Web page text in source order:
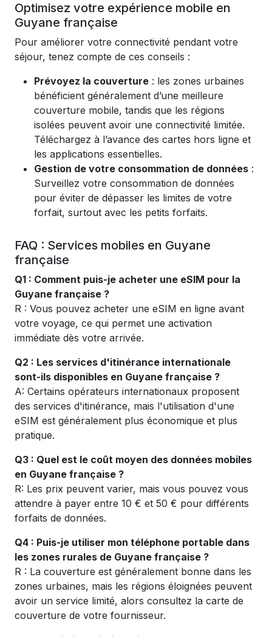
Optimisez votre expérience mobile en
Guyane française
Pour améliorer votre connectivité pendant votre
séjour, tenez compte de ces conseils :
Prévoyez la couverture : les zones urbaines
bénéficient généralement d’une meilleure
couverture mobile, tandis que les régions
isolées peuvent avoir une connectivité limitée.
Téléchargez à l’avance des cartes hors ligne et
les applications essentielles.
Gestion de votre consommation de données :
Surveillez votre consommation de données
pour éviter de dépasser les limites de votre
forfait, surtout avec les petits forfaits.
FAQ : Services mobiles en Guyane
française
Q1 : Comment puis-je acheter une eSIM pour la
Guyane française ?
R : Vous pouvez acheter une eSIM en ligne avant
votre voyage, ce qui permet une activation
immédiate dès votre arrivée.
Q2 : Les services d'itinérance internationale
sont-ils disponibles en Guyane française ?
A: Certains opérateurs internationaux proposent
des services d'itinérance, mais l'utilisation d'une
eSIM est généralement plus économique et plus
pratique.
Q3 : Quel est le coût moyen des données mobiles
en Guyane française ?
R: Les prix peuvent varier, mais vous pouvez vous
attendre à payer entre 10 € et 50 € pour différents
forfaits de données.
Q4 : Puis-je utiliser mon téléphone portable dans
les zones rurales de Guyane française ?
R : La couverture est généralement bonne dans les
zones urbaines, mais les régions éloignées peuvent
avoir un service limité, alors consultez la carte de
couverture de votre fournisseur.